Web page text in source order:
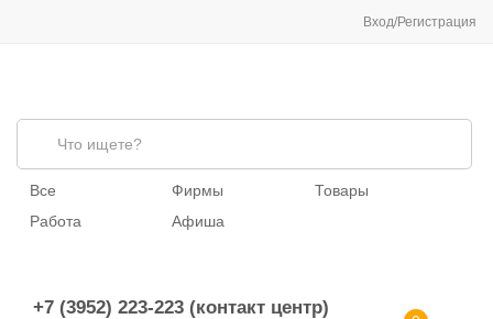
Вход/Регистрация
Все Фирмы
Товары
Работа
Афиша
+7 (3952) 223-223 (контакт центр)